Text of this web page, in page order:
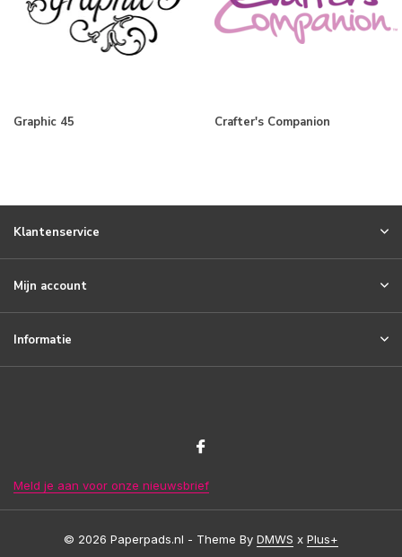
Graphic 45 Crafter's Companion
Klantenservice
Mijn account
Informatie
Meld je aan voor onze nieuwsbrief
© 2026 Paperpads.nl - Theme By DMWS x Plus+